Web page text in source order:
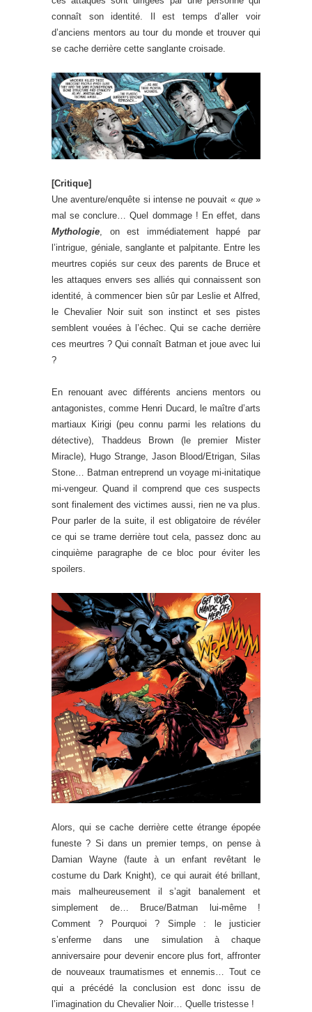
connaît son identité. Il est temps d’aller voir
d’anciens mentors au tour du monde et trouver qui
se cache derrière cette sanglante croisade.
[Critique]
Une aventure/enquête si intense ne pouvait « que»
mal se conclure… Quel dommage ! En effet, dans
Mythologie , on est immédiatement happé par
l’intrigue, géniale, sanglante et palpitante. Entre les
meurtres copiés sur ceux des parents de Bruce et
les attaques envers ses alliés qui connaissent son
identité, à commencer bien sûr par Leslie et Alfred,
le Chevalier Noir suit son instinct et ses pistes
semblent vouées à l’échec. Qui se cache derrière
ces meurtres ? Qui connaît Batman et joue avec lui
?
En renouant avec différents anciens mentors ou
antagonistes, comme Henri Ducard, le maître d’arts
martiaux Kirigi (peu connu parmi les relations du
détective), Thaddeus Brown (le premier Mister
Miracle), Hugo Strange, Jason Blood/Etrigan, Silas
Stone… Batman entreprend un voyage mi-initatique
mi-vengeur. Quand il comprend que ces suspects
sont finalement des victimes aussi, rien ne va plus.
Pour parler de la suite, il est obligatoire de révéler
ce qui se trame derrière tout cela, passez donc au
cinquième paragraphe de ce bloc pour éviter les
spoilers.
Alors, qui se cache derrière cette étrange épopée
funeste ? Si dans un premier temps, on pense à
Damian Wayne (faute à un enfant revêtant le
costume du Dark Knight), ce qui aurait été brillant,
mais malheureusement il s’agit banalement et
simplement de… Bruce/Batman lui-même !
Comment ? Pourquoi ? Simple : le justicier
s’enferme dans une simulation à chaque
anniversaire pour devenir encore plus fort, affronter
de nouveaux traumatismes et ennemis… Tout ce
qui a précédé la conclusion est donc issu de
l’imagination du Chevalier Noir… Quelle tristesse !